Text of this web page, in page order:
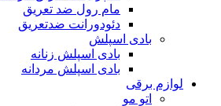
مام رول ضد تعریق
دئودورانت ضدتعریق
بادی اسپلش
بادی اسپلش زنانه
بادی اسپلش مردانه
لوازم برقی
اتو مو